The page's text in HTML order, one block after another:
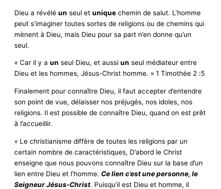
Dieu a révéléun seul etunique chemin de salut. L’homme
peut s’imaginer toutes sortes de religions ou de chemins qui
mènent à Dieu, mais Dieu pour sa part n’en donne qu’un
seul.
« Car il y aun seul Dieu, et aussiun seul médiateur entre
Dieu et les hommes, Jésus-Christ homme. » 1 Timothée 2 :5
Finalement pour connaître Dieu, il faut accepter d’entendre
son point de vue, délaisser nos préjugés, nos idoles, nos
religions. Il est possible de connaître Dieu, quand on est prêt
à l’accueillir.
« Le christianisme diffère de toutes les religions par un
certain nombre de caractéristiques, D’abord le Christ
enseigne que nous pouvons connaître Dieu sur la base d’un
lien entre Dieu et l’homme. Ce lien c’est une personne, le
Seigneur Jésus-Christ. Puisqu’il est Dieu et homme, il